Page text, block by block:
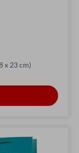
x 23 cm)